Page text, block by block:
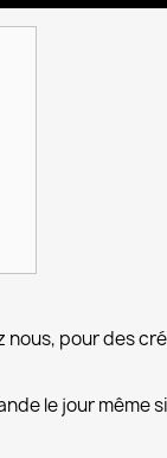
pour des
le jour même